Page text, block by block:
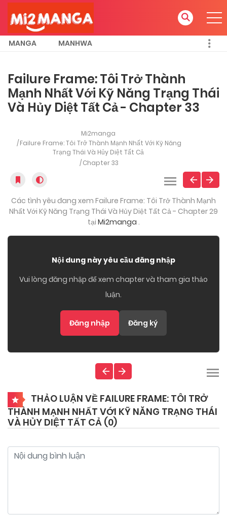
MANGA MANHWA
Failure Frame: Tôi Trở Thành
Mạnh Nhất Với Kỹ Năng Trạng Thái
Và Hủy Diệt Tất Cả - Chapter 33
Mi2manga
Failure Frame: Tôi Trở Thành Mạnh Nhất Với Kỹ Năng
Trạng Thái Và Hủy Diệt Tất Cả
Chapter 33
Các tình yêu đang xem Failure Frame: Tôi Trở Thành Mạnh
Nhất Với Kỹ Năng Trạng Thái Và Hủy Diệt Tất Cả - Chapter 29
tại Mi2manga .
Nội dung này yêu cầu đăng nhập
Vui lòng đăng nhập để xem chapter và tham gia thảo
luận.
Đăng nhập Đăng ký
THẢO LUẬN VỀ FAILURE FRAME: TÔI TRỞ
THÀNH MẠNH NHẤT VỚI KỸ NĂNG TRẠNG THÁI
VÀ HỦY DIỆT TẤT CẢ (0)